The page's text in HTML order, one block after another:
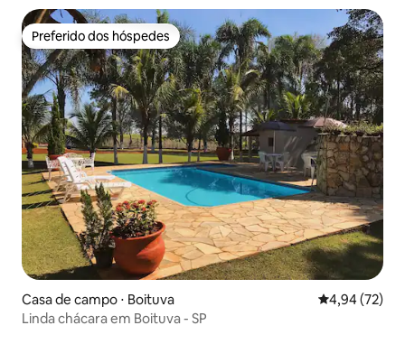
Preferido dos hóspedes
Preferido dos hóspedes
Casa de campo ⋅ Boituva 4,94 de uma
4,94 (72)
Linda chácara em Boituva - SP